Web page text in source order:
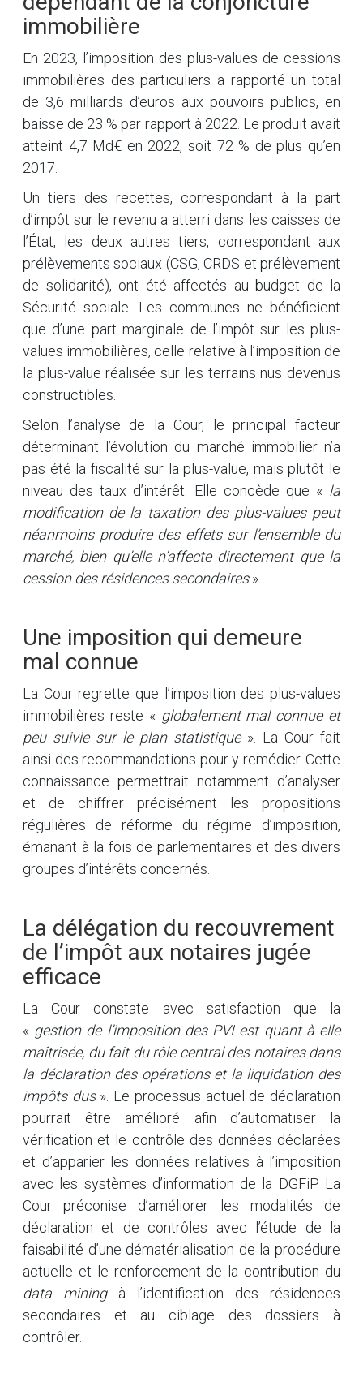
immobilière
En 2023, l’imposition des plus-values de cessions
immobilières des particuliers a rapporté un total
de 3,6 milliards d’euros aux pouvoirs publics, en
baisse de 23 % par rapport à 2022. Le produit avait
atteint 4,7 Md€ en 2022, soit 72 % de plus qu’en
2017.
Un tiers des recettes, correspondant à la part
d’impôt sur le revenu a atterri dans les caisses de
l’État, les deux autres tiers, correspondant aux
prélèvements sociaux (CSG, CRDS et prélèvement
de solidarité), ont été affectés au budget de la
Sécurité sociale. Les communes ne bénéficient
que d’une part marginale de l’impôt sur les plus-
values immobilières, celle relative à l’imposition de
la plus-value réalisée sur les terrains nus devenus
constructibles.
Selon l’analyse de la Cour, le principal facteur
déterminant l’évolution du marché immobilier n’a
pas été la fiscalité sur la plus-value, mais plutôt le
niveau des taux d’intérêt. Elle concède que « la
modification de la taxation des plus-values peut
néanmoins produire des effets sur l’ensemble du
marché, bien qu’elle n’affecte directement que la
cession des résidences secondaires».
Une imposition qui demeure
mal connue
La Cour regrette que l’imposition des plus-values
immobilières reste « globalement mal connue et
peu suivie sur le plan statistique». La Cour fait
ainsi des recommandations pour y remédier. Cette
connaissance permettrait notamment d’analyser
et de chiffrer précisément les propositions
régulières de réforme du régime d’imposition,
émanant à la fois de parlementaires et des divers
groupes d’intérêts concernés.
La délégation du recouvrement
de l’impôt aux notaires jugée
efficace
La Cour constate avec satisfaction que la
« gestion de l’imposition des PVI est quant à elle
maîtrisée, du fait du rôle central des notaires dans
la déclaration des opérations et la liquidation des
impôts dus». Le processus actuel de déclaration
pourrait être amélioré afin d’automatiser la
vérification et le contrôle des données déclarées
et d’apparier les données relatives à l’imposition
avec les systèmes d’information de la DGFiP. La
Cour préconise d’améliorer les modalités de
déclaration et de contrôles avec l’étude de la
faisabilité d’une dématérialisation de la procédure
actuelle et le renforcement de la contribution du
data miningà l’identification des résidences
secondaires et au ciblage des dossiers à
contrôler.